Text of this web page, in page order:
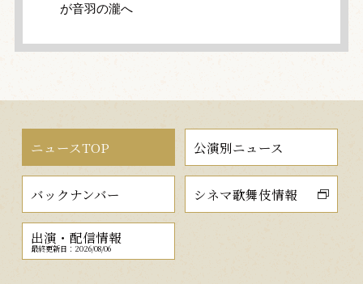
が音羽の瀧へ
ニュースTOP 公演別ニュース
バックナンバー シネマ歌舞伎情報
出演・配信情報
最終更新日：2026/08/06